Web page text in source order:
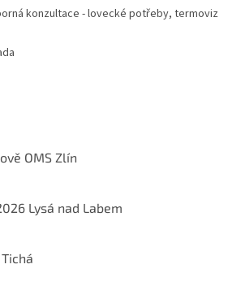
konzultace - lovecké potřeby, termoviz
OMS Zlín
Lysá nad Labem